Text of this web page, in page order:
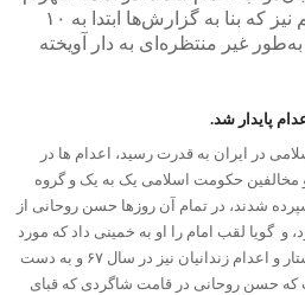
امیری با شرایطی کاملاً مبهم نیز که بنا به گزارش‌ها ابتدا به ۱۰
غیر منتظره‌ای به دار آویخته
پایدار شد.
حکومت اسلامی در ایران به قدرت رسید، اعدام ها در
حکومت اسلامی یک به یک و گروه
شدند، در تمام آن روزها حسن روحانی از
و گویا لقب امام را او به خمینی داد که مورد
استقبال هم واقع شد، بیشترین کشتار و اعدام زندانیان نیز در سال ۶۷ و به دست
که حسن روحانی در قامت شاگردی که قبای